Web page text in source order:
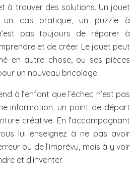
à trouver des solutions. Un jouet
un cas pratique, un puzzle à
pas toujours de réparer à
et de créer. Le jouet peut
en autre chose, ou ses pièces
un nouveau bricolage.
à l’enfant que l’échec n’est pas
information, un point de départ
créative. En l’accompagnant
lui enseignez à ne pas avoir
ou de l’imprévu, mais à y voir
et d’inventer.